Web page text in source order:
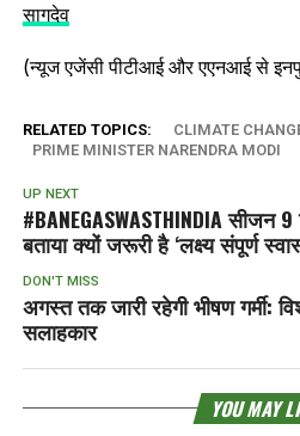
सागदेव
(न्यूज एजेंसी पीटीआई और एएनआई से
RELATED TOPICS: CLIMATE
PRIME MINISTER NARENDRA MODI
UP NEXT
#BANEGASWASTHINDIA सीजन
बताया क्यों जरूरी है ‘लक्ष्य संपूर्ण
DON'T MISS
अगस्त तक जारी रहेगी भीषण गर्मी:
सलाहकार
YOU MAY